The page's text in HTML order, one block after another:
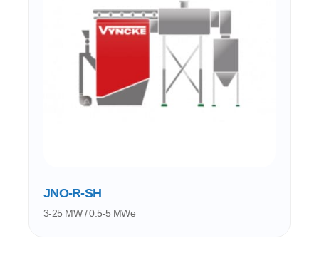
JNO-R-SH
3-25 MW / 0.5-5 MWe